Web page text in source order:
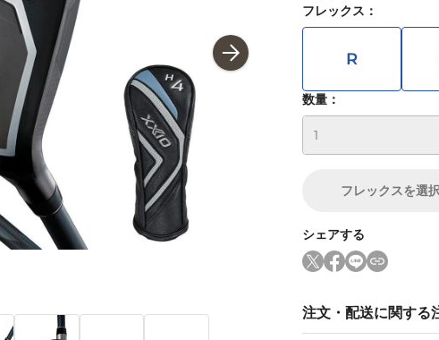
フレックス ：
R
数量：
フレックスを選
シェアする
注文・配送に関する